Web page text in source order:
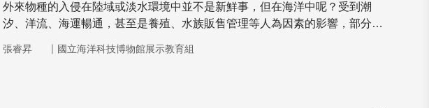
外來物種的入侵在陸域或淡水環境中並不是新鮮事，但在海洋中呢？受到潮
汐、洋流、海運暢通，甚至是養殖、水族販售管理等人為因素的影響，部分海
張睿昇 ｜ 國立海洋科技博物館展示教育組